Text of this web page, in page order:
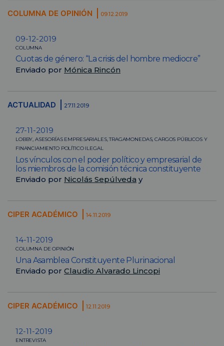
COLUMNA DE OPINIÓN 09.12.2019
09-12-2019
COLUMNA
Cuotas de género: “La crisis del hombre mediocre”
Enviado por Mónica Rincón
ACTUALIDAD 27.11.2019
27-11-2019
LOBBY, ASESORÍAS EMPRESARIALES, TRAGAMONEDAS, CARGOS PÚBLICOS Y
FINANCIAMIENTO POLÍTICO ILEGAL
Los vínculos con el poder político y empresarial de
los miembros de la comisión técnica constituyente
Enviado por Nicolás Sepúlveda y
CIPER ACADÉMICO 14.11.2019
14-11-2019
COLUMNA DE OPINIÓN
Una Asamblea Constituyente Plurinacional
Enviado por Claudio Alvarado Lincopi
CIPER ACADÉMICO 12.11.2019
12-11-2019
ENTREVISTA